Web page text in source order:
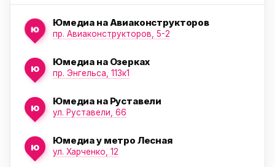
ю
Юмедиа на Авиаконструкторов
пр. Авиаконструкторов, 5-2
ю
Юмедиа на Озерках
пр. Энгельса, 113к1
ю
Юмедиа на Руставели
ул. Руставели, 66
ю
Юмедиа у метро Лесная
ул. Харченко, 12